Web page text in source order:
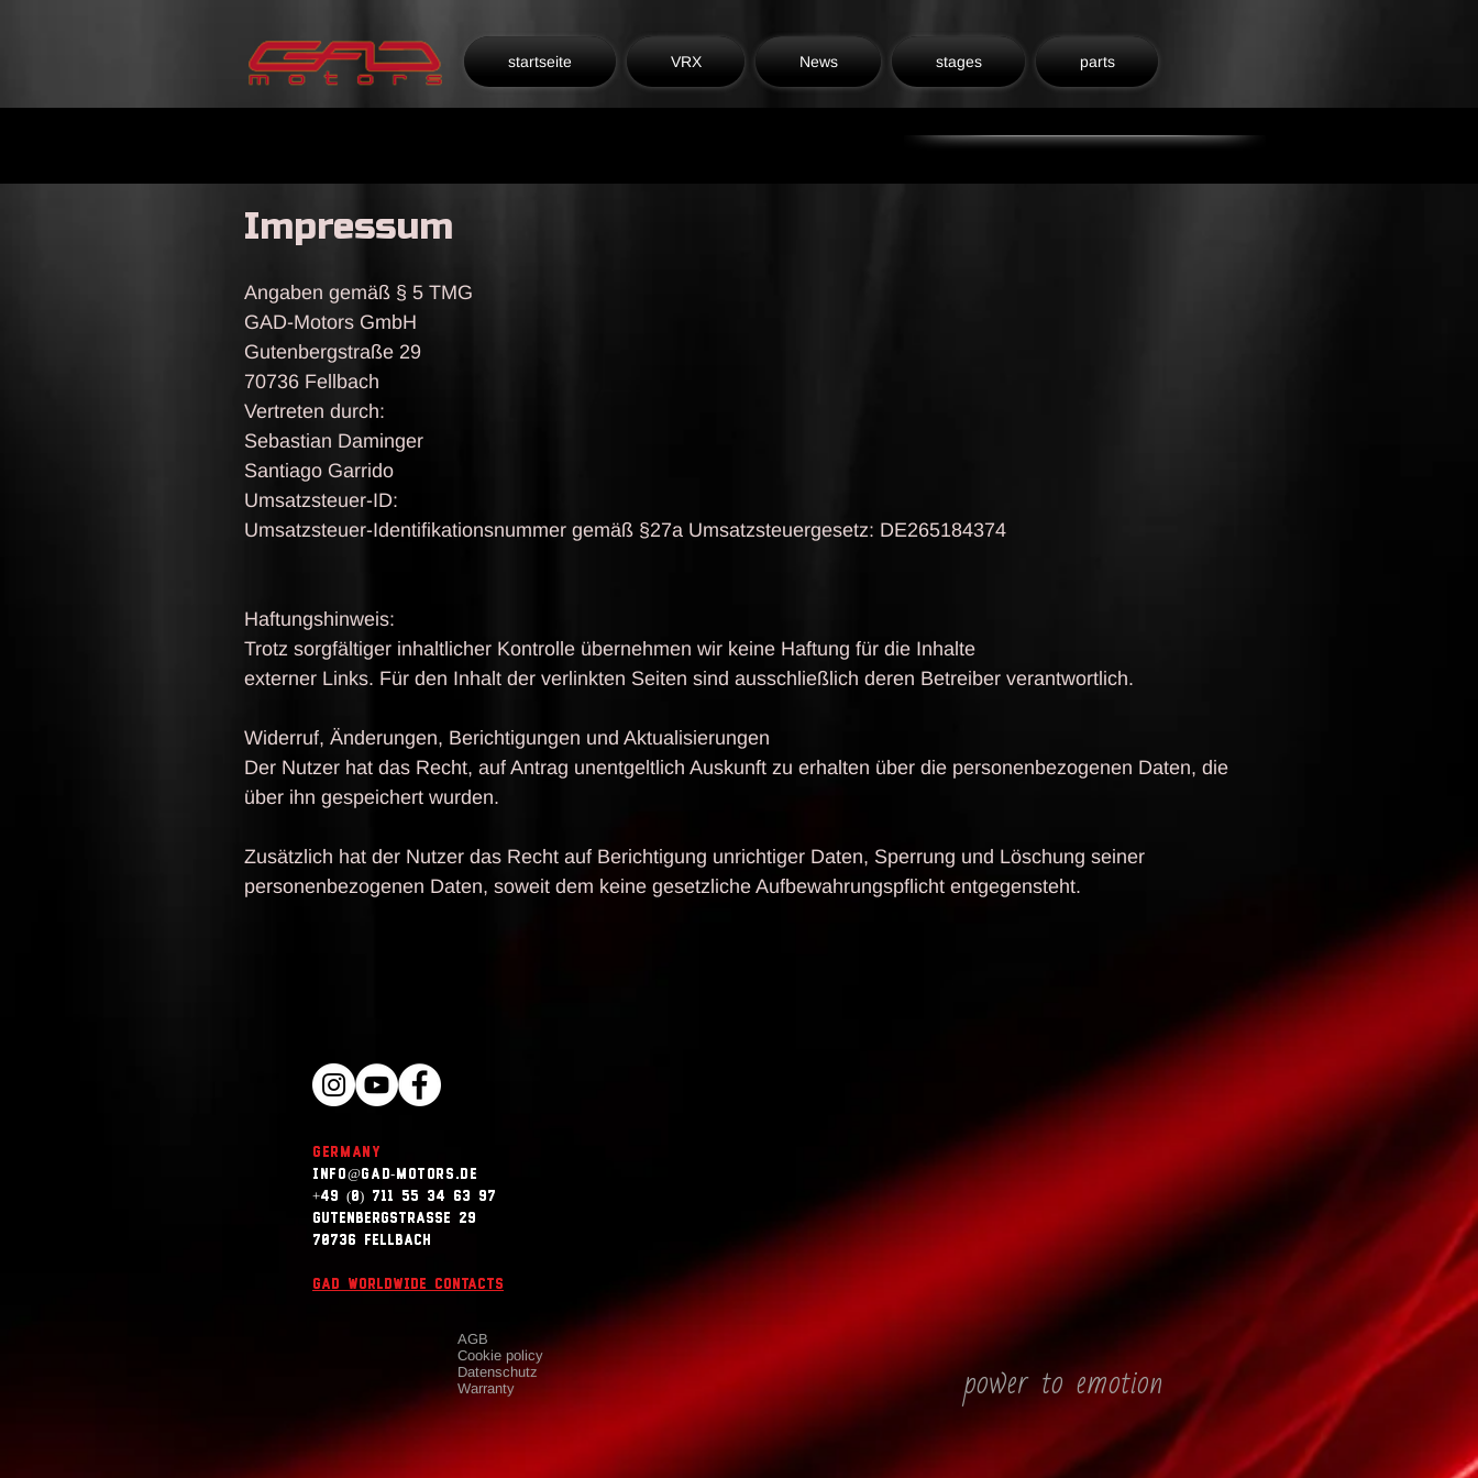
startseite VRX News stages parts
Impressum
Angaben gemäß § 5 TMG
GAD-Motors GmbH
Gutenbergstraße 29
70736 Fellbach
Vertreten durch:
Sebastian Daminger
Santiago Garrido
Umsatzsteuer-ID:
Umsatzsteuer-Identifikationsnummer gemäß §27a Umsatzsteuergesetz: DE265184374
Haftungshinweis:
Trotz sorgfältiger inhaltlicher Kontrolle übernehmen wir keine Haftung für die Inhalte
externer Links. Für den Inhalt der verlinkten Seiten sind ausschließlich deren Betreiber verantwortlich.
Widerruf, Änderungen, Berichtigungen und Aktualisierungen
Der Nutzer hat das Recht, auf Antrag unentgeltlich Auskunft zu erhalten über die personenbezogenen Daten, die
über ihn gespeichert wurden.
Zusätzlich hat der Nutzer das Recht auf Berichtigung unrichtiger Daten, Sperrung und Löschung seiner
personenbezogenen Daten, soweit dem keine gesetzliche Aufbewahrungspflicht entgegensteht.
Germany
info@gad-motors.de
+49 (0) 711 55 34 63 97​
Gutenbergstrasse 29
70736 Fellbach
gad worldwide contacts
AGB
Cookie policy
Datenschutz
Warranty
power to emotion